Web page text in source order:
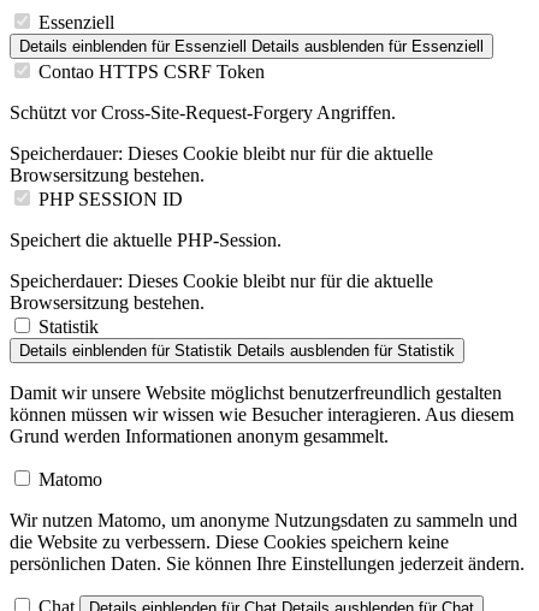
Essenziell
Details einblenden für Essenziell Details ausblenden für Essenziell
Contao HTTPS CSRF Token
Schützt vor Cross-Site-Request-Forgery Angriffen.
Speicherdauer: Dieses Cookie bleibt nur für die aktuelle
Browsersitzung bestehen.
PHP SESSION ID
Speichert die aktuelle PHP-Session.
Speicherdauer: Dieses Cookie bleibt nur für die aktuelle
Browsersitzung bestehen.
Statistik
Details einblenden für Statistik Details ausblenden für Statistik
Damit wir unsere Website möglichst benutzerfreundlich gestalten
können müssen wir wissen wie Besucher interagieren. Aus diesem
Grund werden Informationen anonym gesammelt.
Matomo
Wir nutzen Matomo, um anonyme Nutzungsdaten zu sammeln und
die Website zu verbessern. Diese Cookies speichern keine
persönlichen Daten. Sie können Ihre Einstellungen jederzeit ändern.